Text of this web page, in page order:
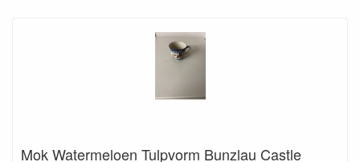
Mok Watermeloen Tulpvorm Bunzlau Castle